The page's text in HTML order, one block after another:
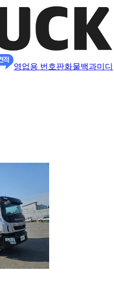
영업용 번호판화물백과미디